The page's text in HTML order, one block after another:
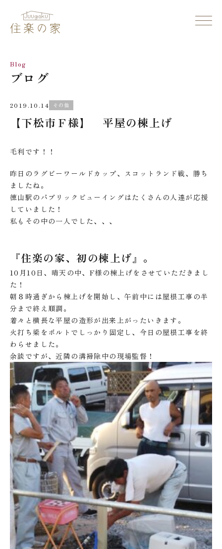
ブログ
Blog
2019.10.14 その他
【下松市Ｆ様】 平屋の棟上げ
毛利です！！
昨日のラグビーワールドカップ、スコットランド戦、勝ち
ましたね。
徳山駅のパブリックビューイングはたくさんの人達が応援
していました！
私もその中の一人でした、、、
『住楽の家、初の棟上げ』。
10月10日、晴天の中、F様の棟上げをさせていただきまし
た！
朝８時過ぎから棟上げを開始し、午前中には屋根工事の半
分まで終え順調。
着々と横長な平屋の造形が出来上がったいきます。
火打ち梁をボルトでしっかり固定し、今日の屋根工事を終
わらせました。
余談ですが、近隣の溝掃除中の現場監督！